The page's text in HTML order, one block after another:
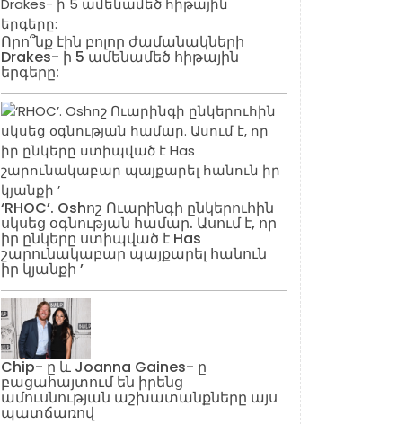
Որո՞նք էին բոլոր ժամանակների
Drakes- ի 5 ամենամեծ հիթային
երգերը:
‘RHOC’. Oshոշ Ուարինգի ընկերուհին
սկսեց օգնության համար. Ասում է, որ
իր ընկերը ստիպված է Has
շարունակաբար պայքարել հանուն
իր կյանքի ’
Chip- ը և Joanna Gaines- ը
բացահայտում են իրենց
ամուսնության աշխատանքները այս
պատճառով